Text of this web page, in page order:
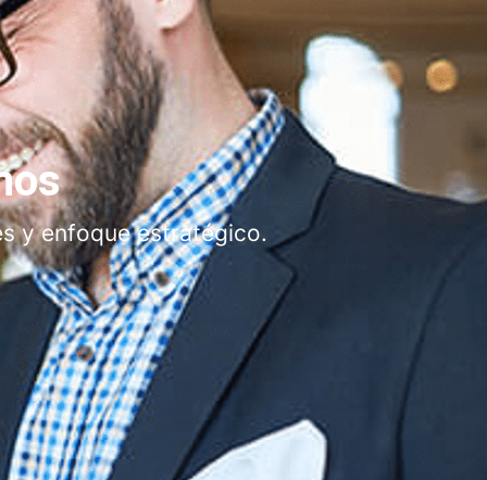
y enfoque estratégico.